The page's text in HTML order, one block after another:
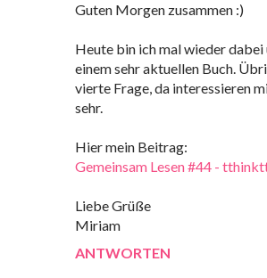
Guten Morgen zusammen :)
Heute bin ich mal wieder
einem sehr aktuellen Buch.
vierte Frage, da interessieren
sehr.
Hier mein Beitrag:
Gemeinsam Lesen #44 -
Liebe Grüße
Miriam
ANTWORTEN